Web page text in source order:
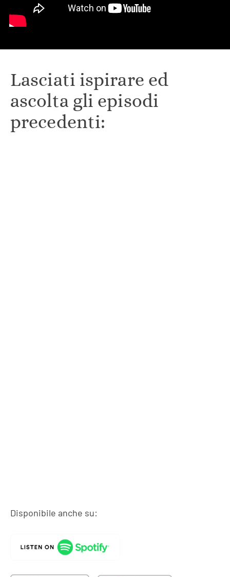
Lasciati ispirare ed
ascolta gli episodi
precedenti:
Disponibile anche su: